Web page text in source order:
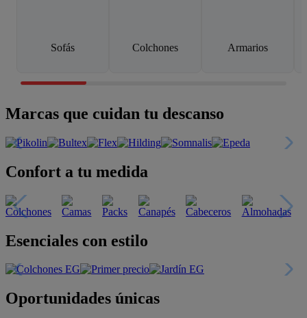
Sofás Colchones Armarios
Marcas que cuidan tu descanso
Confort a tu medida
Esenciales con estilo
Oportunidades únicas